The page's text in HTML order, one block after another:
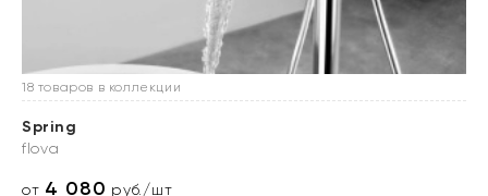
18 товаров в коллекции
Spring
flova
от 4 080 руб./шт